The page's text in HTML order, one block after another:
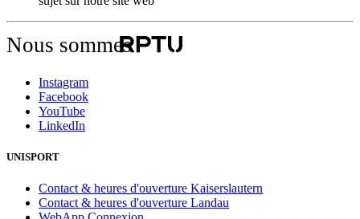
Nous sommes
Instagram
Facebook
YouTube
LinkedIn
UNISPORT
Contact & heures d'ouverture Kaiserslautern
Contact & heures d'ouverture Landau